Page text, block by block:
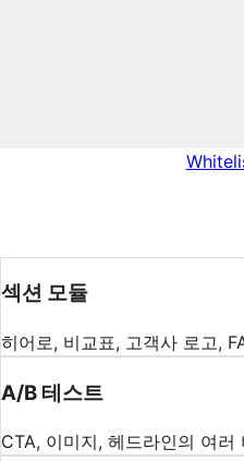
섹션 모듈
히어로, 비교표, 고객사 로고,
A/B 테스트
CTA, 이미지, 헤드라인의 여러